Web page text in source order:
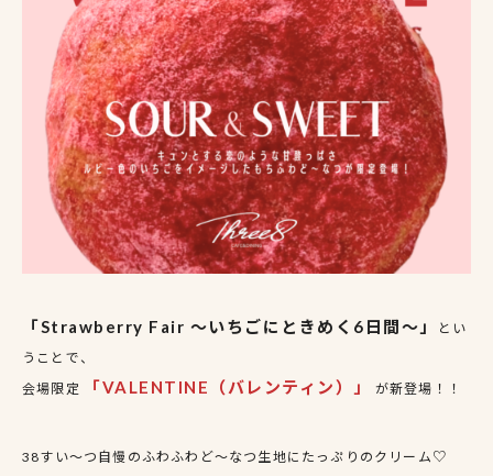
「Strawberry Fair ～いちごにときめく6日間～」
とい
うことで、
会場限定
「VALENTINE（バレンティン）」 が新登場！！
38すい〜つ自慢のふわふわど〜なつ生地にたっぷりのクリーム♡